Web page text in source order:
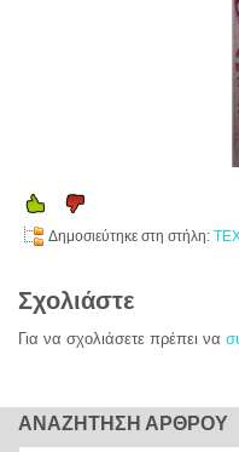
Δημοσιεύτηκε στη στήλη:
Σχολιάστε
Για να σχολιάσετε πρέπει να
ΑΝΑΖΗΤΗΣΗ ΑΡΘΡΟΥ